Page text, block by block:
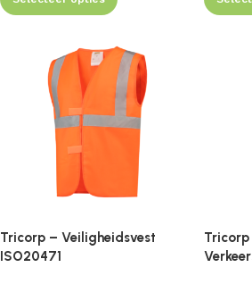
Tricorp – Veiligheidsvest
ISO20471